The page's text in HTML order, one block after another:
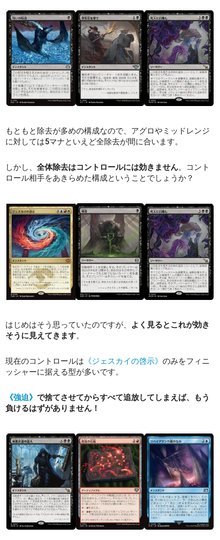
もともと除去が多めの構成なので、アグロやミッドレンジ
に対しては5マナといえど全除去が間に合います。
しかし、全体除去はコントロールには効きません。コント
ロール相手をあきらめた構成ということでしょうか？
はじめはそう思っていたのですが、 よく見るとこれが効き
そうに見えてきます。
現在のコントロールは 《ジェスカイの啓示》のみをフィニ
ッシャーに据える型が多いです。
《強迫》で捨てさせてからすべて追放してしまえば、もう
負けるはずがありません！